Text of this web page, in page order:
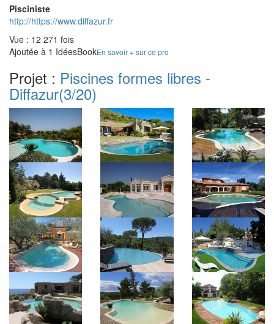
Pisciniste
http://https://www.diffazur.fr
Vue : 12 271 fois
Ajoutée à 1 IdéesBookEn savoir + sur ce pro
Projet : Piscines formes libres -
Diffazur(3/20)